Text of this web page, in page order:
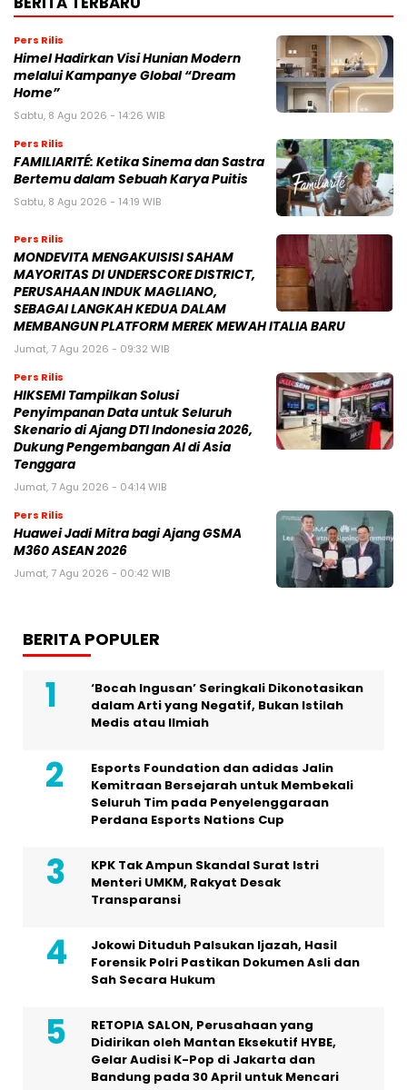
Pers Rilis
Himel Hadirkan Visi Hunian Modern
melalui Kampanye Global “Dream
Home”
Sabtu, 8 Agu 2026 - 14:26 WIB
Pers Rilis
FAMILIARITÉ: Ketika Sinema dan Sastra
Bertemu dalam Sebuah Karya Puitis
Sabtu, 8 Agu 2026 - 14:19 WIB
Pers Rilis
MONDEVITA MENGAKUISISI SAHAM
MAYORITAS DI UNDERSCORE DISTRICT,
PERUSAHAAN INDUK MAGLIANO,
SEBAGAI LANGKAH KEDUA DALAM
MEMBANGUN PLATFORM MEREK MEWAH ITALIA BARU
Jumat, 7 Agu 2026 - 09:32 WIB
Pers Rilis
HIKSEMI Tampilkan Solusi
Penyimpanan Data untuk Seluruh
Skenario di Ajang DTI Indonesia 2026,
Dukung Pengembangan AI di Asia
Tenggara
Jumat, 7 Agu 2026 - 04:14 WIB
Pers Rilis
Huawei Jadi Mitra bagi Ajang GSMA
M360 ASEAN 2026
Jumat, 7 Agu 2026 - 00:42 WIB
BERITA POPULER
‘Bocah Ingusan’ Seringkali Dikonotasikan
dalam Arti yang Negatif, Bukan Istilah
Medis atau Ilmiah
Esports Foundation dan adidas Jalin
Kemitraan Bersejarah untuk Membekali
Seluruh Tim pada Penyelenggaraan
Perdana Esports Nations Cup
KPK Tak Ampun Skandal Surat Istri
Menteri UMKM, Rakyat Desak
Transparansi
Jokowi Dituduh Palsukan Ijazah, Hasil
Forensik Polri Pastikan Dokumen Asli dan
Sah Secara Hukum
RETOPIA SALON, Perusahaan yang
Didirikan oleh Mantan Eksekutif HYBE,
Gelar Audisi K-Pop di Jakarta dan
Bandung pada 30 April untuk Mencari